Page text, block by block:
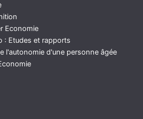
Economie
: Etudes et rapports
l'autonomie d'une personne âgée